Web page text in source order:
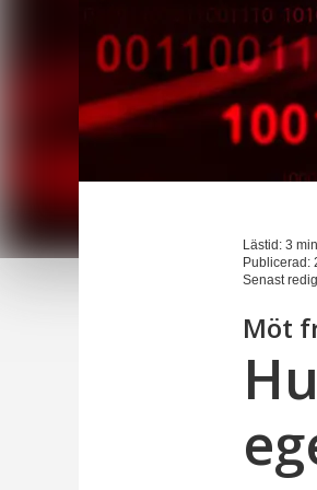
Lästid: 3
Publicerad:
Senast
Möt